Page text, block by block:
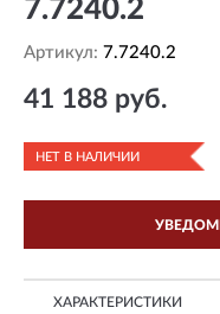
7.7240.2
Артикул: 7.7240.2
41 188 руб.
НЕТ В НАЛИЧИИ
ХАРАКТЕРИСТИКИ